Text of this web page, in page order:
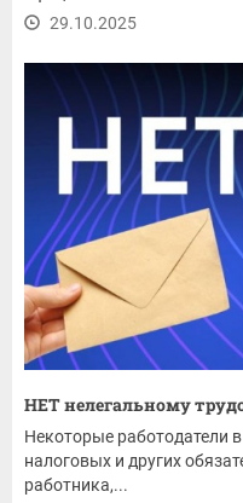
29.10.2025
НЕТ нелегальному
Некоторые работодатели
налоговых и других
работника,...